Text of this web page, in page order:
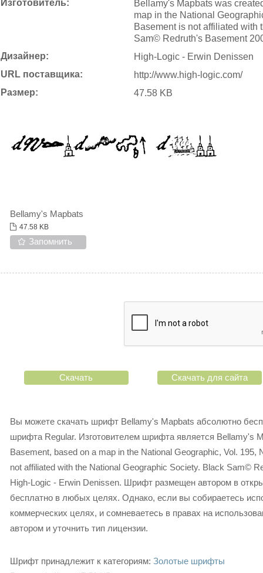
Изготовитель:
Bellamy's Mapbats was
map in the National
Basement is not affiliated with
Sam© Redruth's Basement
Дизайнер:
High-Logic - Erwin Denissen
URL поставщика:
http://www.high-logic.com/
Размер:
47.58 KB
Bellamy's Mapbats
47.58 KB
Запомнить
Скачать Скачать для сайта
Вы можете скачать шрифт Bellamy's Mapbats абсолютно
шрифта Regular. Изготовителем шрифта является Bellamy's
Basement, based on a map in the National Geographic, Vol.
not affiliated with the National Geographic Society. Black Sam©
High-Logic - Erwin Denissen. Шрифт размещен автором в
бесплатно в любых целях. Однако, если вы собираетесь
коммерческих целях, и сомневаетесь в правах на
автором и уточнить тип лицензии.
Шрифт принадлежит к категориям: Золотые шрифты